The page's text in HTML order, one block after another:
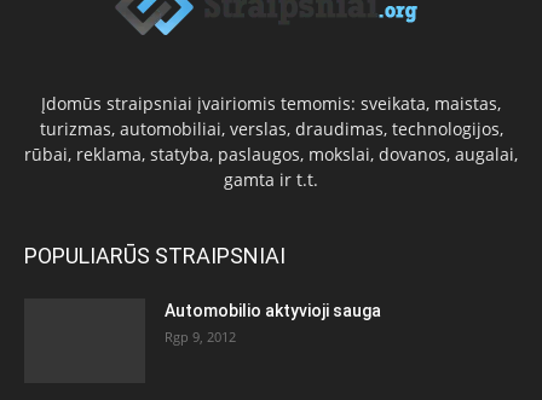
Įdomūs straipsniai įvairiomis temomis: sveikata, maistas,
turizmas, automobiliai, verslas, draudimas, technologijos,
rūbai, reklama, statyba, paslaugos, mokslai, dovanos, augalai,
gamta ir t.t.
POPULIARŪS STRAIPSNIAI
Automobilio aktyvioji sauga
Rgp 9, 2012